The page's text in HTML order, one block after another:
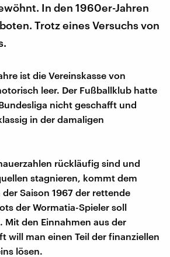
In den 1960er-Jahren
Trotz eines Versuchs von
ist die Vereinskasse von
leer. Der Fußballklub hatte
nicht geschafft und
in der damaligen
rückläufig sind und
stagnieren, kommt dem
Saison 1967 der rettende
der Wormatia-Spieler soll
Mit den Einnahmen aus der
will man einen Teil der finanziellen
lösen.